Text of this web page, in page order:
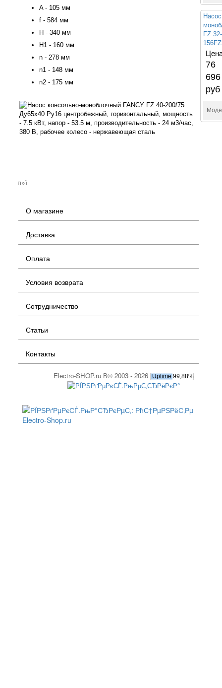
A - 105 мм
f - 584 мм
H - 340 мм
H1 - 160 мм
n - 278 мм
n1 - 148 мм
n2 - 175 мм
FZ
76
696
руб
п»ї
О магазине
Доставка
Оплата
Условия возврата
Сотрудничество
Статьи
Контакты
Electro-SHOP.ru В© 2003 - 2026